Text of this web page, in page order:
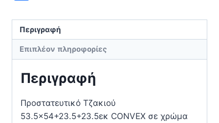
Περιγραφή
Επιπλέον πληροφορίες
Περιγραφή
Προστατευτικό Τζακιού
53.5×54+23.5+23.5εκ CONVEX σε χρώμα